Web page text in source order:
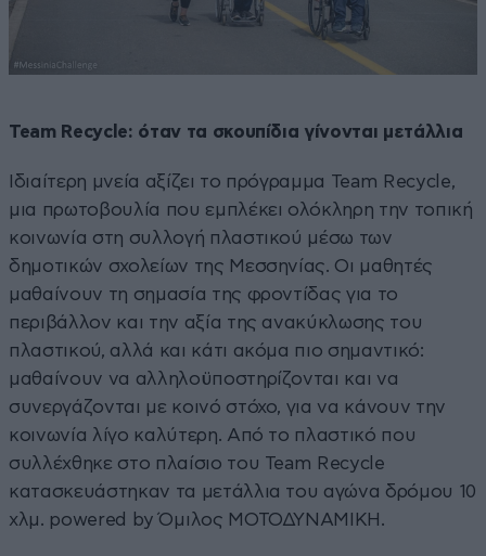
Team Recycle: όταν τα σκουπίδια γίνονται μετάλλια
Ιδιαίτερη μνεία αξίζει το πρόγραμμα Team Recycle,
μια πρωτοβουλία που εμπλέκει ολόκληρη την τοπική
κοινωνία στη συλλογή πλαστικού μέσω των
δημοτικών σχολείων της Μεσσηνίας. Οι μαθητές
μαθαίνουν τη σημασία της φροντίδας για το
περιβάλλον και την αξία της ανακύκλωσης του
πλαστικού, αλλά και κάτι ακόμα πιο σημαντικό:
μαθαίνουν να αλληλοϋποστηρίζονται και να
συνεργάζονται με κοινό στόχο, για να κάνουν την
κοινωνία λίγο καλύτερη. Από το πλαστικό που
συλλέχθηκε στο πλαίσιο του Team Recycle
κατασκευάστηκαν τα μετάλλια του αγώνα δρόμου 10
χλμ. powered by Όμιλος ΜΟΤΟΔΥΝΑΜΙΚΗ.